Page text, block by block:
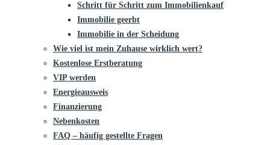
Schritt für Schritt zum Immobilienkauf
Immobilie geerbt
Immobilie in der Scheidung
Wie viel ist mein Zuhause wirklich wert?
Kostenlose Erstberatung
VIP werden
Energieausweis
Finanzierung
Nebenkosten
FAQ – häufig gestellte Fragen